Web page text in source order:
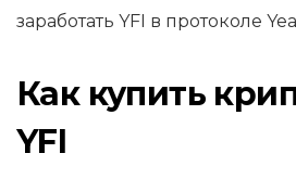
заработать YFI в протоколе
Как купить
YFI